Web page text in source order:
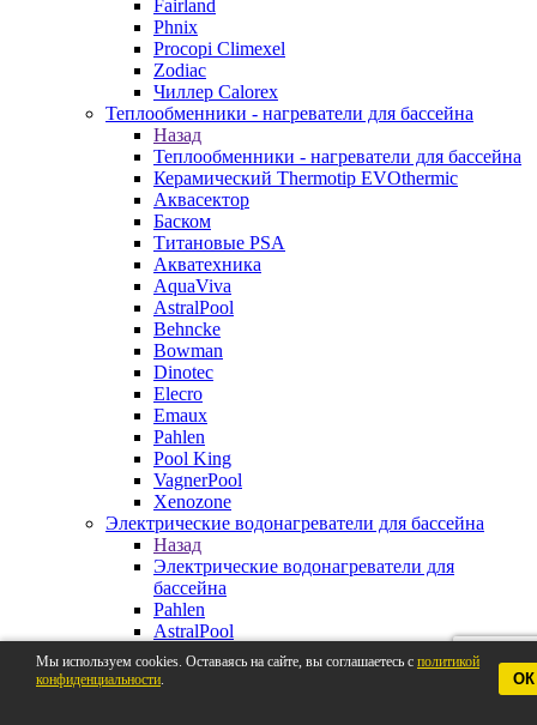
Fairland
Phnix
Procopi Climexel
Zodiac
Чиллер Calorex
Теплообменники - нагреватели для бассейна
Назад
Теплообменники - нагреватели для бассейна
Керамический Thermotip EVOthermic
Аквасектор
Баском
Титановые PSA
Акватехника
AquaViva
AstralPool
Behncke
Bowman
Dinotec
Elecro
Emaux
Pahlen
Pool King
VagnerPool
Xenozone
Электрические водонагреватели для бассейна
Назад
Электрические водонагреватели для
бассейна
Pahlen
AstralPool
Aquaviva
Behncke
Мы используем cookies. Оставаясь на сайте, вы соглашаетесь с политикой
конфиденциальности. ОК